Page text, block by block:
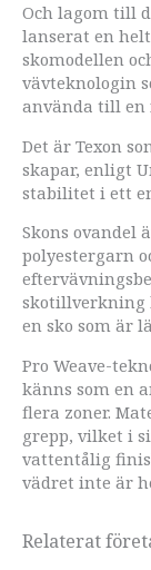
Och lagom till
lanserat en
skomodellen
vävteknologin
använda till en
Det är Texon
skapar, enligt
stabilitet i ett
Skons ovandel
polyestergarn
skotillverkning
en sko som är
Pro Weave-
känns som en
flera zoner.
grepp, vilket i
vattentålig
vädret inte är
Relaterat